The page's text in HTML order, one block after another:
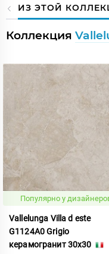
ИЗ ЭТОЙ
Коллекция
Популярно у
Vallelunga Villa d este
G1124A0 Grigio
керамогранит 30x30